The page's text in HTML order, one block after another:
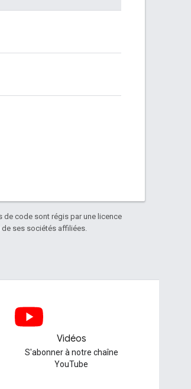
de code sont régis par une licence
de ses sociétés affiliées.
Vidéos
S'abonner à notre chaîne
YouTube